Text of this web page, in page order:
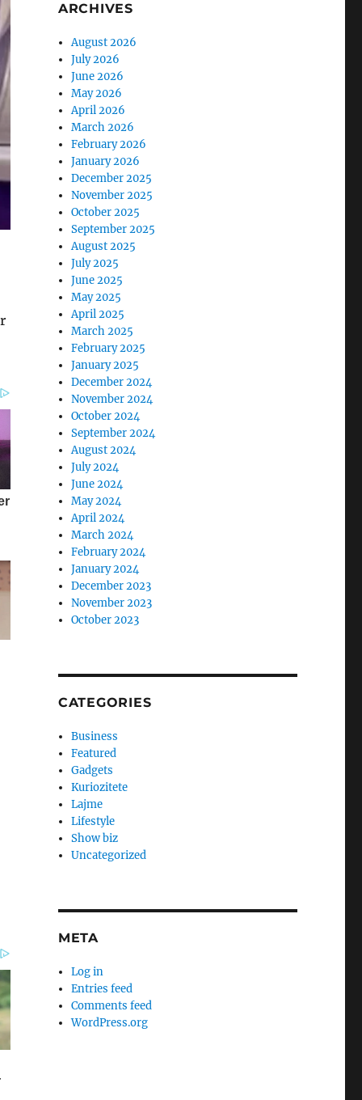
ARCHIVES
August 2026
July 2026
June 2026
May 2026
April 2026
March 2026
February 2026
January 2026
December 2025
November 2025
October 2025
September 2025
August 2025
July 2025
June 2025
May 2025
April 2025
March 2025
February 2025
January 2025
December 2024
November 2024
October 2024
September 2024
August 2024
July 2024
June 2024
May 2024
April 2024
March 2024
February 2024
January 2024
December 2023
November 2023
October 2023
CATEGORIES
Business
Featured
Gadgets
Kuriozitete
Lajme
Lifestyle
Show biz
Uncategorized
META
Log in
Entries feed
Comments feed
WordPress.org